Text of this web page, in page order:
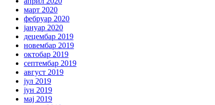
март 2020
фебруар 2020
јануар 2020
децембар 2019
новембар 2019
октобар 2019
септембар 2019
август 2019
јул 2019
јун 2019
мај 2019